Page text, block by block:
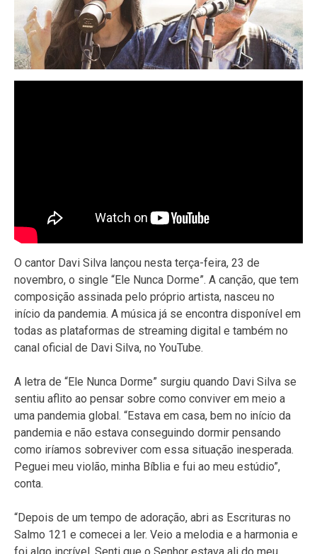
O cantor Davi Silva lançou nesta terça-feira, 23 de
novembro, o single “Ele Nunca Dorme”. A canção, que tem
composição assinada pelo próprio artista, nasceu no
início da pandemia. A música já se encontra disponível em
todas as plataformas de streaming digital e também no
canal oficial de Davi Silva, no YouTube.
A letra de “Ele Nunca Dorme” surgiu quando Davi Silva se
sentiu aflito ao pensar sobre como conviver em meio a
uma pandemia global. “Estava em casa, bem no início da
pandemia e não estava conseguindo dormir pensando
como iríamos sobreviver com essa situação inesperada.
Peguei meu violão, minha Bíblia e fui ao meu estúdio”,
conta.
“Depois de um tempo de adoração, abri as Escrituras no
Salmo 121 e comecei a ler. Veio a melodia e a harmonia e